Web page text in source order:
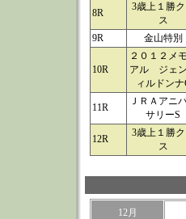
8R
3歳上１勝ク
ス
9R 金山特別
10R
２０１２メ
アル ジェ
ィルドンナ
11R
ＪＲＡアニ
サリーS
12R
3歳上１勝ク
ス
12月